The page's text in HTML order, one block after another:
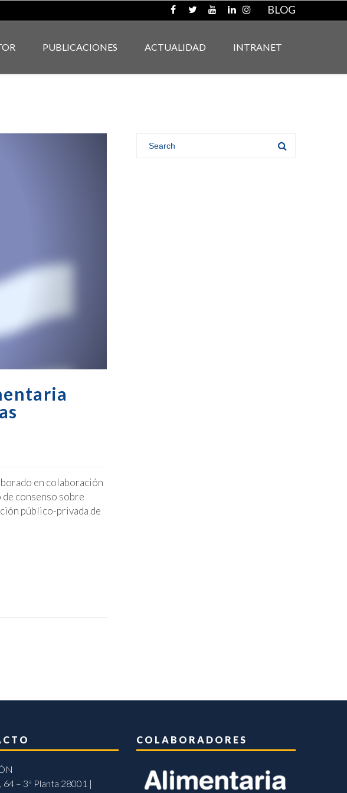
BLOG
PUBLICACIONES ACTUALIDAD INTRANET
en colaboración
consenso sobre
público-privada de
64 – 3ª Planta 28001 |
COLABORADORES